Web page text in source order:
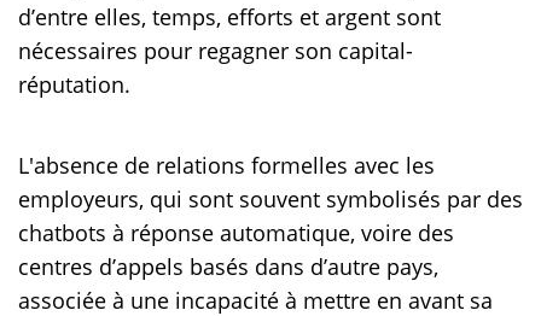
d’entre elles, temps, efforts et argent sont
nécessaires pour regagner son capital-
réputation.
L'absence de relations formelles avec les
employeurs, qui sont souvent symbolisés par des
chatbots à réponse automatique, voire des
centres d’appels basés dans d’autre pays,
associée à une incapacité à mettre en avant sa